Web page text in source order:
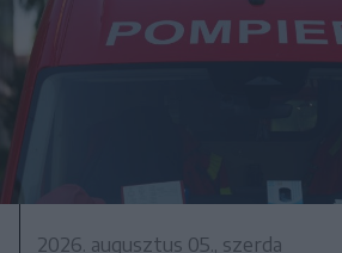
2026. augusztus 05., szerda